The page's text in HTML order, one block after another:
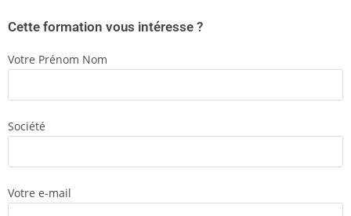
Cette formation vous intéresse ?
Votre Prénom Nom
Société
Votre e-mail